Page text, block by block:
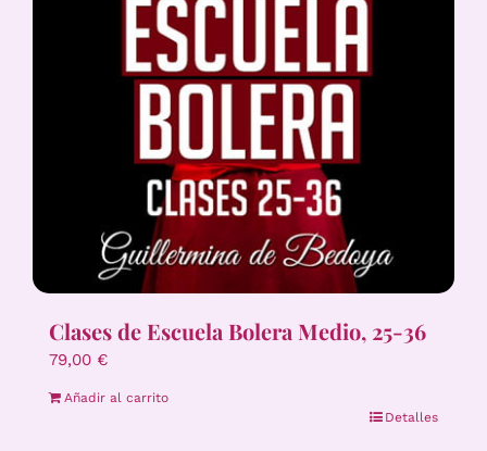
Clases de Escuela Bolera Medio, 25-36
79,00 €
Añadir al carrito
Detalles